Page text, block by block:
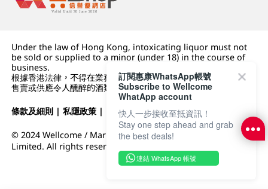
Under the law of Hong Kong, intoxicating liquor must not
be sold or supplied to a minor (under 18) in the course of
business.
根據香港法律，不得在業務過程中，向未成年人 (18 歲以下人士)
售賣或供應令人醺醉的酒類。
條款及細則 |私隱政策 | DFI零售集團
© 2024 Wellcome / Market Place. The Dairy Farm Company
Limited. All rights reserved.
訂閱惠康WhatsApp帳號
Subscribe to Wellcome
WhatApp account
快人一步接收至抵資訊！
Stay one step ahead and grab
the best deals!
連結 WhatsApp 帳號